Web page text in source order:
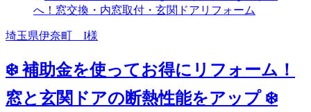
埼玉県伊奈町 I様
❄️ 補助金を使ってお得にリフォーム！
窓と玄関ドアの断熱性能をアップ ❄️